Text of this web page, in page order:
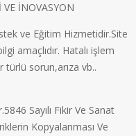
İNOVASYON
ve Eğitim Hizmetidir.Site
amaçlıdır. Hatalı işlem
sorun,arıza vb..
Sayılı Fikir Ve Sanat
Kopyalanması Ve